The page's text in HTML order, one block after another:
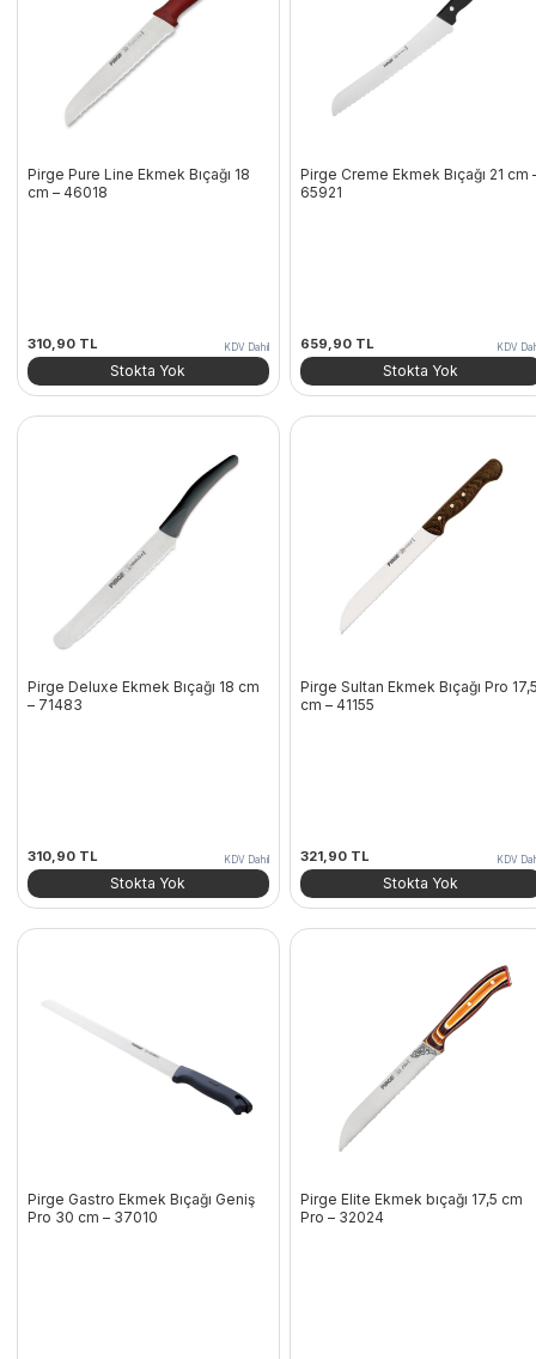
Pirge Pure Line Ekmek Bıçağı 18
cm – 46018
310,90 TL KDV Dahil
Stokta Yok
Pirge Creme Ekmek Bıçağı 21 cm
65921
659,90 TL KDV
Stokta Yok
Pirge Deluxe Ekmek Bıçağı 18 cm
– 71483
310,90 TL KDV Dahil
Stokta Yok
Pirge Sultan Ekmek Bıçağı Pro
cm – 41155
321,90 TL KDV
Stokta Yok
Pirge Gastro Ekmek Bıçağı Geniş
Pro 30 cm – 37010
Pirge Elite Ekmek bıçağı 17,5 cm
Pro – 32024